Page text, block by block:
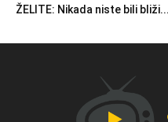
ŽELITE: Nikada niste bili bliži...